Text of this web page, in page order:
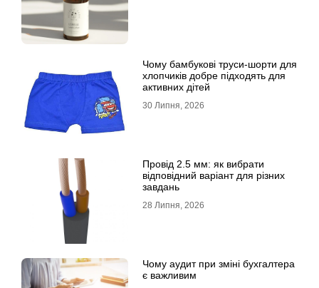
Чому бамбукові труси-шорти для
хлопчиків добре підходять для
активних дітей
30 Липня, 2026
Провід 2.5 мм: як вибрати
відповідний варіант для різних
завдань
28 Липня, 2026
Чому аудит при зміні бухгалтера
є важливим